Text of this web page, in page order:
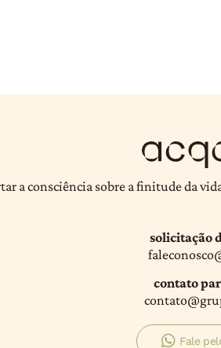
a consciência sobre a finitude da
solicitação
contato
Fale